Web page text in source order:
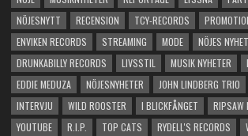
NÖJESNYTT
RECENSION TCY-RECORDS
ENVIKEN RECORDS
STREAMING MODE
NÖJES
DRUNKABILLY RECORDS
LIVSSTIL MUSIK NYHETER
EDDIE MEDUZA
NÖJESNYHETER JOHN LINDBERG TRIO
INTERVJU
WILD ROOSTER I BLICKFÅNGET
RIPSAW
YOUTUBE
R.I.P. TOP CATS RYDELL'S RECORDS